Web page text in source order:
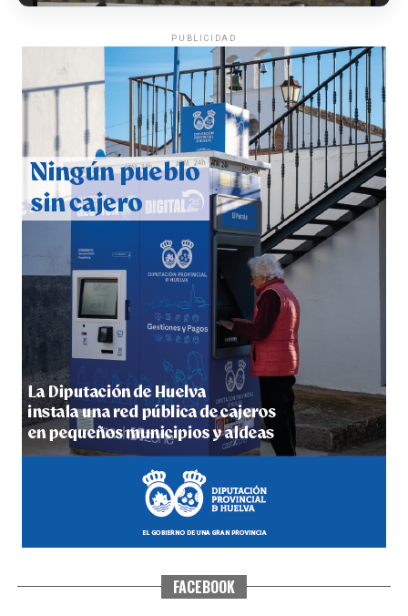
CUARTA CORRIDA DE LAS FIESTAS COLOMBINAS
2026
hace 4 días·Huelvatv
4º DÍA DE LAS FIESTAS COLOMBINAS 2026
hace 4 días·Huelvatv
SEXTA CORRIDA DE LAS FIESTAS COLOMBINAS
PUBLICIDAD
FACEBOOK